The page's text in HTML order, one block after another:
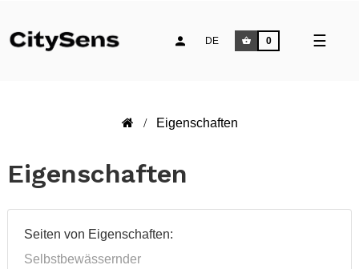
☰
DE 0
Eigenschaften
Eigenschaften
Seiten von Eigenschaften:
Selbstbewässernder